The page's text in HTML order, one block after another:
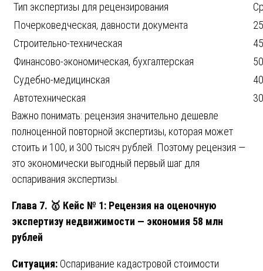
Тип экспертизы для рецензирования
Почерковедческая, давности документа
Строительно-техническая
Финансово-экономическая, бухгалтерская
Судебно-медицинская
Автотехническая
Важно понимать: рецензия значительно дешевле
полноценной повторной экспертизы, которая может
стоить и 100, и 300 тысяч рублей. Поэтому рецензия —
это экономически выгодный первый шаг для
оспаривания экспертизы.
Глава 7. 🥇 Кейс № 1: Рецензия на оценочную
экспертизу недвижимости — экономия 58 млн
рублей
Ситуация: Оспаривание кадастровой стоимости